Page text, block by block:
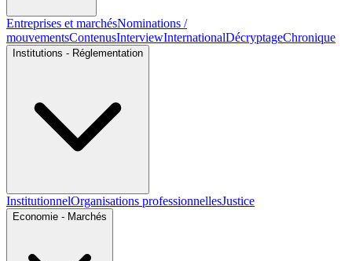
Entreprises et marchésNominations /
mouvementsContenusInterviewInternationalDécryptageChronique
Institutions - Réglementation
InstitutionnelOrganisations professionnellesJustice
Economie - Marchés